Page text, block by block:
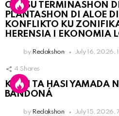
OLB SU TERMINASHON
PLANTASHON DI ALOE
KONFLIKTO KU
HERENSIA I EKONOMIA
by Redakshon July 16, 2026,
4 Shares
KPCN TA HASI YAMADA
BANDONÁ
by Redakshon July 15, 2026,